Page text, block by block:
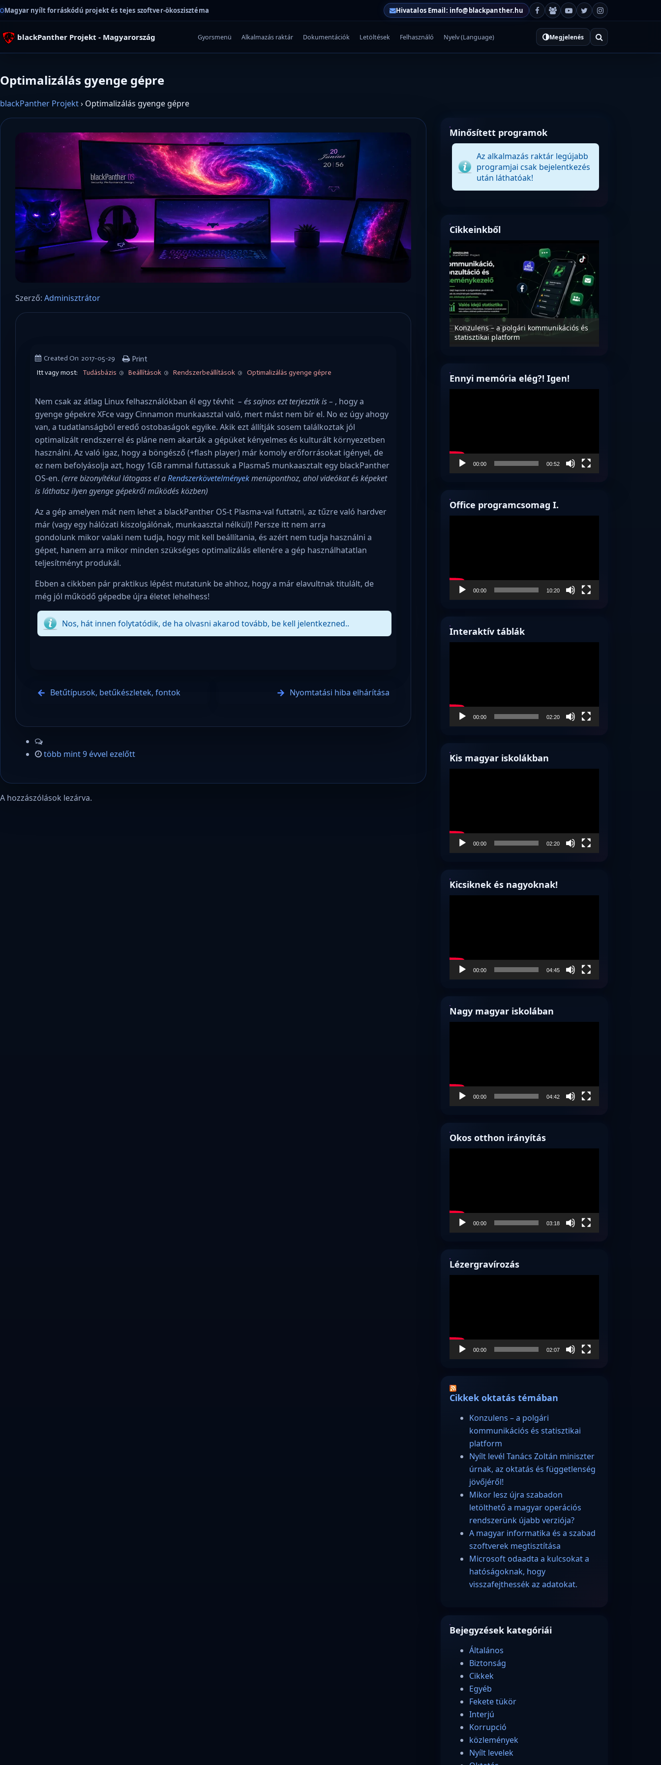
Magyar nyílt forráskódú projekt és tejes szoftver-ökoszisztéma Hivatalos Email: info@blackpanther.hu
blackPanther Projekt - Magyarország Gyorsmenü Alkalmazás raktár Dokumentációk Letöltések Felhasználó Nyelv (Language) Megjelenés
Optimalizálás gyenge gépre
blackPanther Projekt› Optimalizálás gyenge gépre
Szerző: Adminisztrátor
Created On 2017-05-29 Print
Itt vagy most: Tudásbázis Beállítások Rendszerbeállítások Optimalizálás gyenge gépre
Nem csak az átlag Linux felhasználókban él egy tévhit– és sajnos ezt terjesztik is – , hogy a
gyenge gépekre XFce vagy Cinnamon munkaasztal való, mert mást nem bír el. No ez úgy ahogy
van, a tudatlanságból eredő ostobaságok egyike. Akik ezt állítják sosem találkoztak jól
optimalizált rendszerrel és pláne nem akarták a gépüket kényelmes és kulturált környezetben
használni. Az való igaz, hogy a böngésző (+flash player) már komoly erőforrásokat igényel, de
ez nem befolyásolja azt, hogy 1GB rammal futtassuk a Plasma5 munkaasztalt egy blackPanther
OS-en.(erre bizonyítékul látogass el aRendszerkövetelményekmenüponthoz, ahol videókat és képeket
is láthatsz ilyen gyenge gépekről működés közben)
Az a gép amelyen mát nem lehet a blackPanther OS-t Plasma-val futtatni, az tűzre való hardver
már (vagy egy hálózati kiszolgálónak, munkaasztal nélkül)! Persze itt nem arra
gondolunk mikor valaki nem tudja, hogy mit kell beállítania, és azért nem tudja használni a
gépet, hanem arra mikor minden szükséges optimalizálás ellenére a gép használhatatlan
teljesítményt produkál.
Ebben a cikkben pár praktikus lépést mutatunk be ahhoz, hogy a már elavultnak titulált, de
még jól működő gépedbe újra életet lehelhess!
Nos, hát innen folytatódik, de ha olvasni akarod tovább, be kell jelentkezned..
Betűtípusok, betűkészletek, fontok Nyomtatási hiba elhárítása
több mint 9 évvel ezelőtt
A hozzászólások lezárva.
Minősített programok
Az alkalmazás raktár legújabb
programjai csak bejelentkezés
után láthatóak!
Cikkeinkből
Microsoft odaadta a kulcsokat a
Konzulens – a polgári kommunikációs és
statisztikai platform
Ennyi memória elég?! Igen!
00:00 00:52
Office programcsomag I.
00:00 10:20
Interaktív táblák
00:00 02:20
Kis magyar iskolákban
00:00 02:20
Kicsiknek és nagyoknak!
00:00 04:45
Nagy magyar iskolában
00:00 04:42
Okos otthon irányítás
00:00 03:18
Lézergravírozás
00:00 02:07
Cikkek oktatás témában
Konzulens – a polgári
kommunikációs és statisztikai
platform
Nyílt levél Tanács Zoltán miniszter
úrnak, az oktatás és függetlenség
jövőjéről!
Mikor lesz újra szabadon
letölthető a magyar operációs
rendszerünk újabb verziója?
A magyar informatika és a szabad
szoftverek megtisztítása
Microsoft odaadta a kulcsokat a
hatóságoknak, hogy
visszafejthessék az adatokat.
Bejegyzések kategóriái
Általános
Biztonság
Cikkek
Egyéb
Fekete tükör
Interjú
Korrupció
közlemények
Nyílt levelek